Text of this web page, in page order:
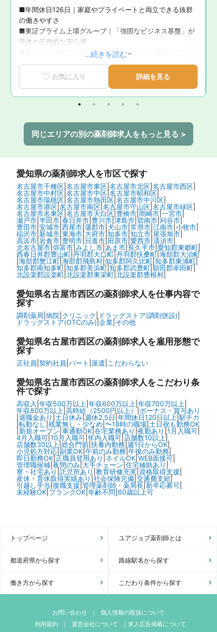
■年間休日126日｜家庭やプライベートと両立できる抜群
の働きやすさ
■東証プライム上場グループ｜「強固なビジネス基盤」が
母体の圧倒的な安心感
■充実の研修制度｜未経験・ブランクから管理職まで成長
を徹底サポート
■育休復帰率100％！｜ライフステージの変化に寄り添う
手厚いサポート体制
■新卒3年定着率95.5％｜「社員が転職活動をしなくてい
い環境」を追求した実績
...続きを読む
お気に入り 詳細を見る
同じエリアの別の薬剤師求人をもっと見る >
愛知県の薬剤師求人を市区で探す
名古屋市千種区| 名古屋市東区| 名古屋市北区| 名古屋市西区|
名古屋市中村区|名古屋市中区|名古屋市昭和区|
名古屋市瑞穂区|名古屋市熱田区| 名古屋市中川区|
名古屋市港区| 名古屋市南区| 名古屋市守山区| 名古屋市緑区|
名古屋市名東区| 名古屋市天白区| 豊橋市| 岡崎市| 一宮市|
瀬戸市| 半田市| 春日井市| 豊川市| 津島市| 碧南市| 刈谷市|
豊田市|安城市|西尾市| 蒲郡市| 犬山市| 常滑市| 江南市| 小牧市|
稲沢市|新城市|東海市|大府市|知多市|知立市|尾張旭市|
高浜市|岩倉市|豊明市| 日進市|田原市|愛西市|清須市|
北名古屋市| 弥富市| みよし市| あま市| 長久手市| 愛知郡東郷町|
西春日井郡豊山町| 丹羽郡大口町| 丹羽郡扶桑町| 海部郡大治町
海部郡蟹江町| 海部郡飛島村| 知多郡阿久比町| 知多郡東浦町|
知多郡南知多町| 知多郡美浜町| 知多郡武豊町| 額田郡幸田町|
北設楽郡設楽町|北設楽郡東栄町| 北設楽郡豊根村|
愛知県名古屋市西区の薬剤師求人を仕事内容で
探す
調剤薬局 病院 クリニック ドラッグストア(調剤併設)
ドラッグストア(OTCのみ)| 企業| その他
愛知県名古屋市西区の薬剤師求人を雇用形態で
探す
正社員 契約社員 パート 派遣 こだわらない
愛知県名古屋市西区の薬剤師求人をこだわり条
件で探す
高収入 年収500万以上 年収600万以上 年収700万以上
年収800万以上 高時給（2500円以上）| ボーナス・賞与あり
退職金あり 土日休み| 週休2.5日 年間休日120日以上 駅チカ
|転勤なし 残業無し・少なめ 〜18時の職場| 土日祝も勤務OK
|新規オープン 車通勤OK|在宅業務あり 夜勤あり 1月入職可|
4月入職可| 10月入職可| 年内入職可| 店舗数10以上|
店舗数30以上 総合門前| 扶養内勤務 週1日からOK|
小児処方対応| 副業OK| 午前のみ勤務| 午後のみ勤務|
即日勤務OK| 正職員登用あり ネイルOK| WEB面接可|
管理職候補| 夜間のみ| 大手チェーン 住宅補助あり
寮・社宅あり 託児所あり 教育研修充実| 資格取得支援
産休・育休取得実績あり 社会保険完備| 交通費支給|
引越し手当 復職支援 |管理薬剤師・薬局長| 新卒応募可|
未経験OK| ブランクOK| 年齢不問 60歳以上可
トップページ ユアジョブ薬剤師とは
都道府県から探す 路線駅名から探す
働き方から探す こだわり条件から探す
お問い合わせ ｜
個人情報の取扱について
利用規約
｜ 運営会社について ｜ 求人広告掲載について